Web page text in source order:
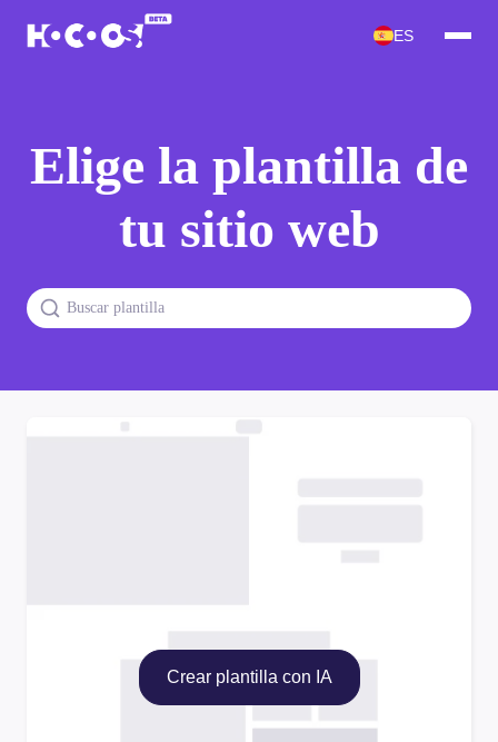
ES
Elige la plantilla de
tu sitio web
Crear plantilla con IA